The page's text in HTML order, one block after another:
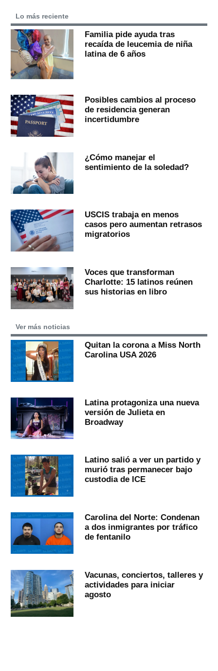
Lo más reciente
Familia pide ayuda tras
recaída de leucemia de niña
latina de 6 años
Posibles cambios al proceso
de residencia generan
incertidumbre
¿Cómo manejar el
sentimiento de la soledad?
USCIS trabaja en menos
casos pero aumentan retrasos
migratorios
Voces que transforman
Charlotte: 15 latinos reúnen
sus historias en libro
Ver más noticias
Quitan la corona a Miss North
Carolina USA 2026
Latina protagoniza una nueva
versión de Julieta en
Broadway
Latino salió a ver un partido y
murió tras permanecer bajo
custodia de ICE
Carolina del Norte: Condenan
a dos inmigrantes por tráfico
de fentanilo
Vacunas, conciertos, talleres y
actividades para iniciar
agosto